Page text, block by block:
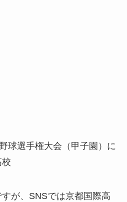
球選手権大会（甲子園）に
が、SNSでは京都国際高